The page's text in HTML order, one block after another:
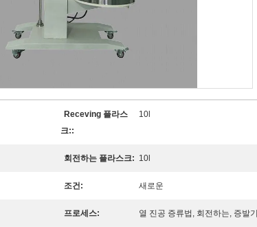
Receving 플라스
크::
10l
회전하는 플라스크: 10l
조건: 새로운
프로세스: 열 진공 증류법, 회전하는, 증발기